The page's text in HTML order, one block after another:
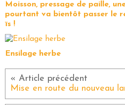
Moisson, pressage de paille,
pourtant va bientôt passer le
ïs !
Ensilage herbe
Mise en route du nouveau